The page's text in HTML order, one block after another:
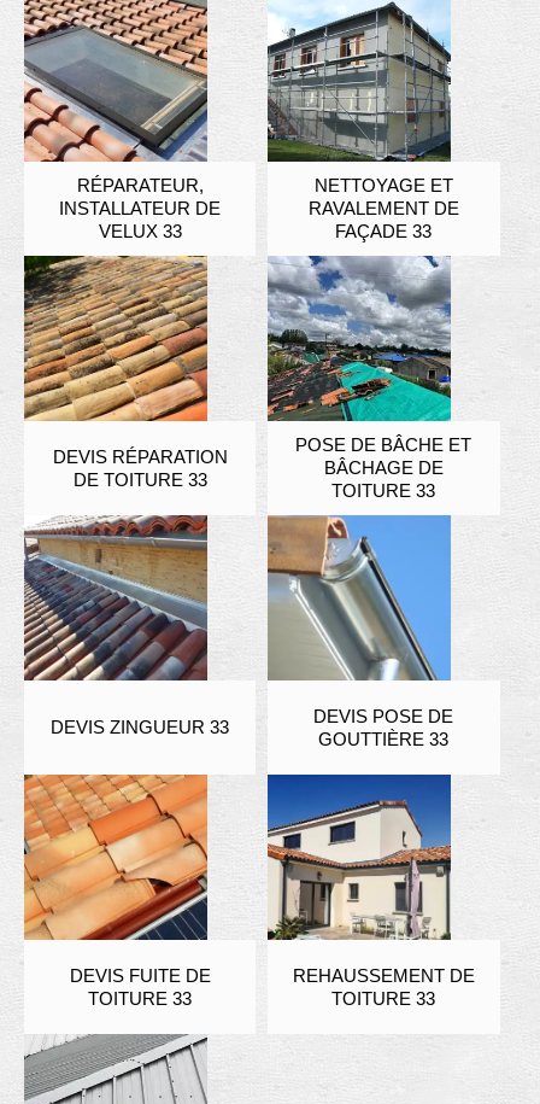
RÉPARATEUR,
INSTALLATEUR DE
VELUX 33
NETTOYAGE ET
RAVALEMENT DE
FAÇADE 33
DEVIS RÉPARATION
DE TOITURE 33
POSE DE BÂCHE ET
BÂCHAGE DE
TOITURE 33
DEVIS ZINGUEUR 33
DEVIS POSE DE
GOUTTIÈRE 33
DEVIS FUITE DE
TOITURE 33
REHAUSSEMENT DE
TOITURE 33